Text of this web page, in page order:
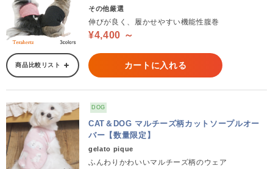
その他厳選
伸びが良く、履かせやすい機能性腹巻
¥4,400 ～
商品比較リスト カートに入れる
DOG
CAT＆DOG マルチーズ柄カットソープルオー
バー【数量限定】
gelato pique
ふんわりかわいいマルチーズ柄のウェア